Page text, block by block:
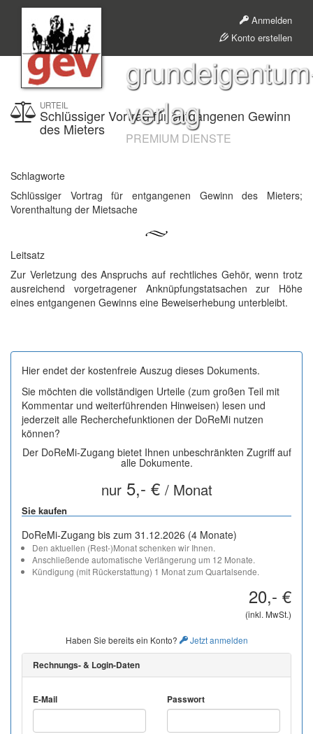
Anmelden
Konto erstellen
verlag
PREMIUM DIENSTE
URTEIL
Schlüssiger Vortrag für entgangenen Gewinn
des Mieters
Schlagworte
Schlüssiger Vortrag für entgangenen Gewinn des Mieters;
Vorenthaltung der Mietsache
Leitsatz
Zur Verletzung des Anspruchs auf rechtliches Gehör, wenn trotz
ausreichend vorgetragener Anknüpfungstatsachen zur Höhe
eines entgangenen Gewinns eine Beweiserhebung unterbleibt.
Hier endet der kostenfreie Auszug dieses Dokuments.
Sie möchten die vollständigen Urteile (zum großen Teil mit
Kommentar und weiterführenden Hinweisen) lesen und
jederzeit alle Recherchefunktionen der DoReMi nutzen
können?
Der DoReMi-Zugang bietet Ihnen unbeschränkten Zugriff auf
alle Dokumente.
nur5,- € / Monat
Sie kaufen
DoReMi-Zugang bis zum 31.12.2026 (4 Monate)
Den aktuellen (Rest-)Monat schenken wir Ihnen.
Anschließende automatische Verlängerung um 12 Monate.
Kündigung (mit Rückerstattung) 1 Monat zum Quartalsende.
20,- €
(inkl. MwSt.)
Haben Sie bereits ein Konto? Jetzt anmelden
Rechnungs- & Login-Daten
E-Mail Passwort